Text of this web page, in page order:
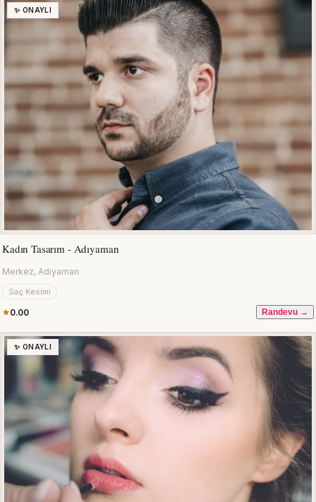
✨ ONAYLI
Kadın Tasarım - Adıyaman
Merkez, Adıyaman
Saç Kesimi
0.00 Randevu →
✨ ONAYLI